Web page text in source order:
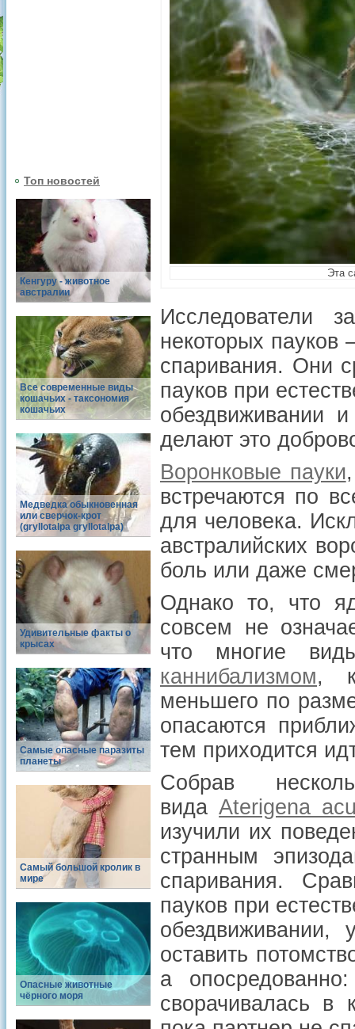
Топ новостей
Кенгуру - животное
австралии
Все современные виды
кошачьих - таксономия
кошачьих
Медведка обыкновенная
или сверчок-крот
(gryllotalpa gryllotalpa)
Удивительные факты о
крысах
Самые опасные паразиты
планеты
Самый большой кролик в
мире
Опасные животные
чёрного моря
Эта
Исследователи
некоторых пауков
спаривания. Они
пауков при
обездвиживании
делают это
Воронковые пауки
встречаются по
для человека.
австралийских
боль или даже
Однако то, что
совсем не
что многие
каннибализмом,
меньшего по
опасаются
тем приходится
Собрав
видаAterigena
изучили их
странным
спаривания.
пауков при
оставить
а
сворачивалась в